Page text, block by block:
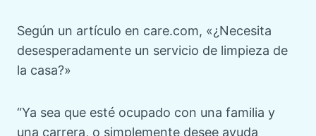
Según un artículo en care.com, «¿Necesita
desesperadamente un servicio de limpieza de
la casa?»
“Ya sea que esté ocupado con una familia y
una carrera, o simplemente desee ayuda